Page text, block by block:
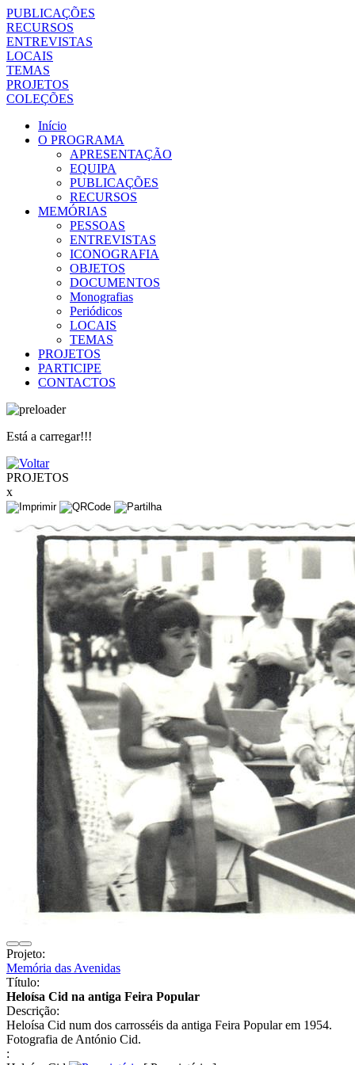
PUBLICAÇÕES
RECURSOS
ENTREVISTAS
LOCAIS
TEMAS
PROJETOS
COLEÇÕES
Início
O PROGRAMA
APRESENTAÇÃO
EQUIPA
PUBLICAÇÕES
RECURSOS
MEMÓRIAS
PESSOAS
ENTREVISTAS
ICONOGRAFIA
OBJETOS
DOCUMENTOS
Monografias
Periódicos
LOCAIS
TEMAS
PROJETOS
PARTICIPE
CONTACTOS
Está a carregar!!!
PROJETOS
x
Projeto:
Memória das Avenidas
Título:
Heloísa Cid na antiga Feira Popular
Descrição:
Heloísa Cid num dos carrosséis da antiga Feira Popular em 1954.
Fotografia de António Cid.
: